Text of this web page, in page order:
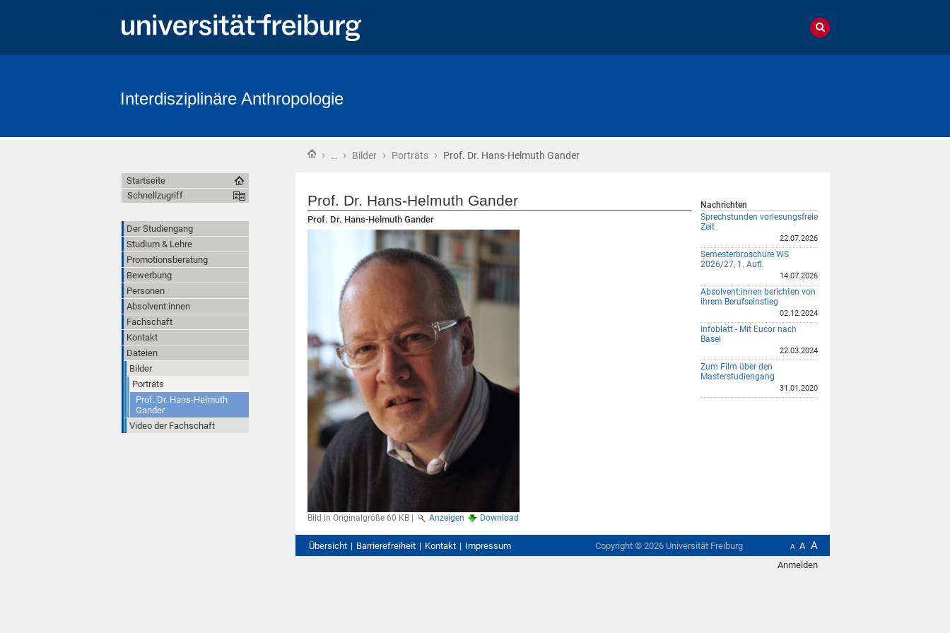
Interdisziplinäre Anthropologie
Startseite
› … › Bilder › Porträts › Prof. Dr. Hans-Helmuth Gander
Prof. Dr. Hans-Helmuth Gander
Prof. Dr. Hans-Helmuth Gander
Bild in Originalgröße 60 KB | Anzeigen Download
Nachrichten
Sprechstunden vorlesungsfreie
Zeit
22.07.2026
Semesterbroschüre WS
2026/27, 1. Aufl.
14.07.2026
Absolvent:innen berichten von
ihrem Berufseinstieg
02.12.2024
Infoblatt - Mit Eucor nach
Basel
22.03.2024
Zum Film über den
Masterstudiengang
31.01.2020
Startseite
Schnellzugriff
Der Studiengang
Studium & Lehre
Promotionsberatung
Bewerbung
Personen
Absolvent:innen
Fachschaft
Kontakt
Dateien
Bilder
Porträts
Prof. Dr. Hans-Helmuth
Gander
Video der Fachschaft
Übersicht Barrierefreiheit Kontakt Impressum A A A
Copyright © 2026Universität Freiburg
Anmelden